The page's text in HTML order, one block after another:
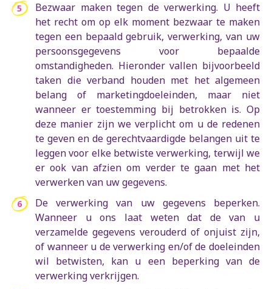
Bezwaar maken tegen de verwerking. U heeft
het recht om op elk moment bezwaar te maken
tegen een bepaald gebruik, verwerking, van uw
persoonsgegevens voor bepaalde
omstandigheden. Hieronder vallen bijvoorbeeld
taken die verband houden met het algemeen
belang of marketingdoeleinden, maar niet
wanneer er toestemming bij betrokken is. Op
deze manier zijn we verplicht om u de redenen
te geven en de gerechtvaardigde belangen uit te
leggen voor elke betwiste verwerking, terwijl we
er ook van afzien om verder te gaan met het
verwerken van uw gegevens.
De verwerking van uw gegevens beperken.
Wanneer u ons laat weten dat de van u
verzamelde gegevens verouderd of onjuist zijn,
of wanneer u de verwerking en/of de doeleinden
wil betwisten, kan u een beperking van de
verwerking verkrijgen.